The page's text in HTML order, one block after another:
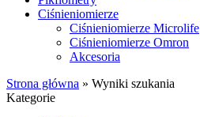
Ciśnieniomierze
Ciśnieniomierze Microlife
Ciśnieniomierze Omron
Akcesoria
Strona główna » Wyniki szukania
Kategorie